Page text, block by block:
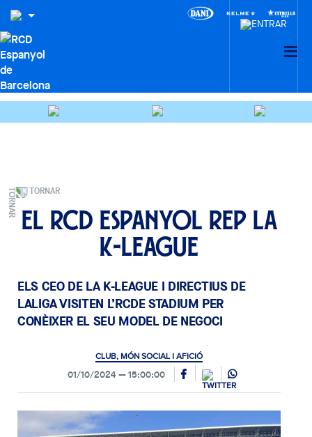
TORNAR
El RCD Espanyol rep la
K-League
ELS CEO DE LA K-LEAGUE I DIRECTIUS DE
LALIGA VISITEN L’RCDE STADIUM PER
CONÈIXER EL SEU MODEL DE NEGOCI
CLUB, MÓN SOCIAL I AFICIÓ
01/10/2024 15:00:00